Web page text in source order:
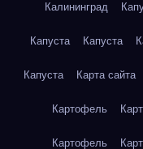
Калининград
Капуста Капуста
Капуста Карта сайта
Картофель
Картофель